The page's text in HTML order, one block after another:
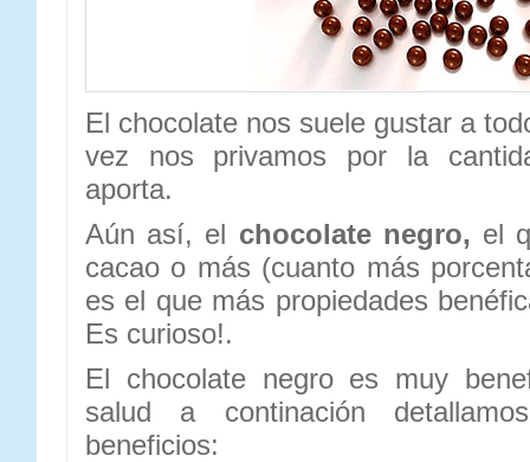
El chocolate nos suele gustar a
vez nos privamos por la
aporta.
Aún así, el chocolate negro, el
cacao o más (cuanto más
es el que más propiedades
Es curioso!.
El chocolate negro es muy
salud a continación
beneficios: